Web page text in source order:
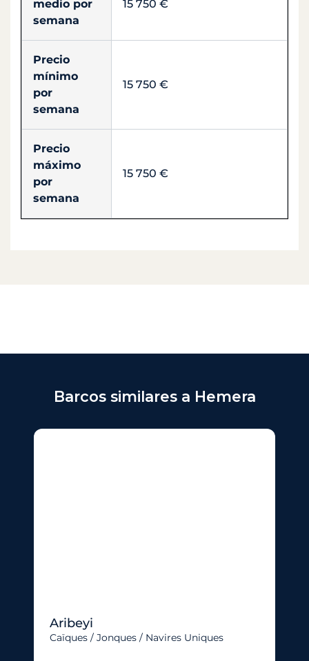
medio por
semana
15 750 €
Precio
mínimo
por
semana
15 750 €
Precio
máximo
por
semana
15 750 €
Barcos similares a Hemera
Aribeyi
Caïques / Jonques / Navires Uniques